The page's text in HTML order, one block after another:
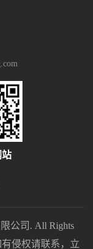
站
公司. All Rights
有侵权请联系，立